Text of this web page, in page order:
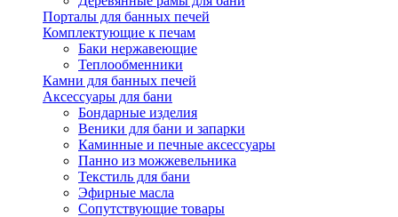
Порталы для банных печей
Комплектующие к печам
Баки нержавеющие
Теплообменники
Камни для банных печей
Аксессуары для бани
Бондарные изделия
Веники для бани и запарки
Каминные и печные аксессуары
Панно из можжевельника
Текстиль для бани
Эфирные масла
Сопутствующие товары